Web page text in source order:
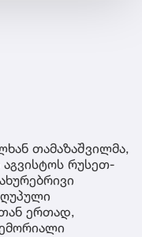
თამაზაშვილმა,
რუსეთ-
ერთად,